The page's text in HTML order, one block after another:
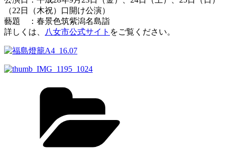
（22日（木祝）口開け公演）
藝題 ：春景色筑紫潟名島詣
詳しくは、
八女市公式サイト をご覧ください。